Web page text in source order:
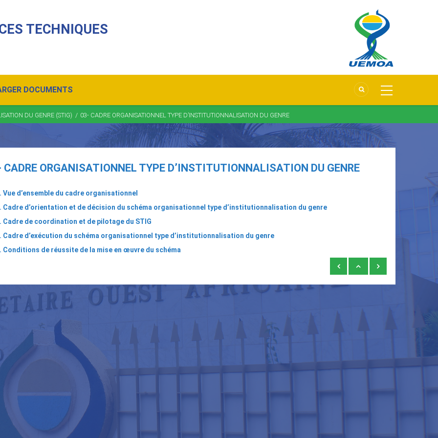
TECHNIQUES
DOCUMENTS
DU GENRE (STIG) / 03- CADRE ORGANISATIONNEL TYPE D’INSTITUTIONNALISATION DU GENRE
CADRE ORGANISATIONNEL TYPE D’INSTITUTIONNALISATION DU GENRE
Vue d’ensemble du cadre organisationnel
Cadre d’orientation et de décision du schéma organisationnel type d’institutionnalisation du genre
Cadre de coordination et de pilotage du STIG
Cadre d’exécution du schéma organisationnel type d’institutionnalisation du genre
Conditions de réussite de la mise en œuvre du schéma